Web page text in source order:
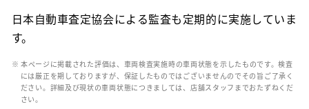
日本自動車査定協会による監査も定期的に実施していま
す。
※ 本ページに掲載された評価は、車両検査実施時の車両状態を示したものです。検査
には厳正を期しておりますが、保証したものではございませんのでその旨ご了承く
ださい。詳細及び現状の車両状態につきましては、店舗スタッフまでおたずねくだ
さい。